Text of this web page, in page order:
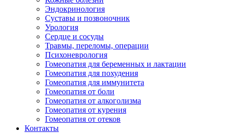
Эндокринология
Суставы и позвоночник
Урология
Сердце и сосуды
Травмы, переломы, операции
Психоневрология
Гомеопатия для беременных и лактации
Гомеопатия для похудения
Гомеопатия для иммунитета
Гомеопатия от боли
Гомеопатия от алкоголизма
Гомеопатия от курения
Гомеопатия от отеков
Контакты